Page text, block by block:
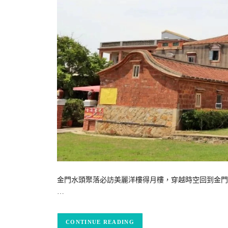
金門水頭聚落必訪美麗洋樓得月樓，穿越時空回到金
…
CONTINUE READING